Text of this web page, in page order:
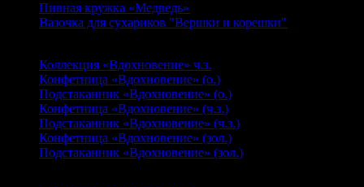
Пивная кружка «Медведь»
Вазочка для сухариков "Вершки и корешки"
Коллекция «Вдохновение» ч.з.
Конфетница «Вдохновение» (о.)
Подстаканник «Вдохновение» (о.)
Конфетница «Вдохновение» (ч.з.)
Подстаканник «Вдохновение» (ч.з.)
Конфетница «Вдохновение» (зол.)
Подстаканник «Вдохновение» (зол.)